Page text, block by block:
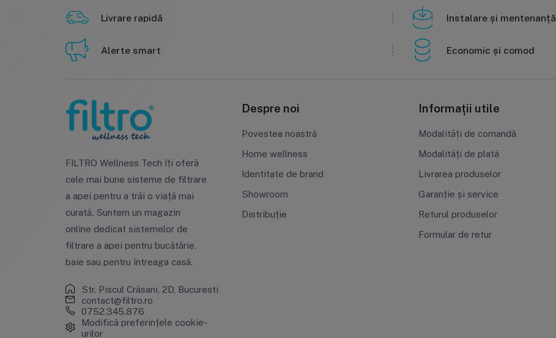
Livrare rapidă Instalare și mentenanță
Alerte smart Economic și comod
FILTRO Wellness Tech îți oferă
cele mai bune sisteme de filtrare
a apei pentru a trăi o viață mai
curată. Suntem un magazin
online dedicat sistemelor de
filtrare a apei pentru bucătărie,
baie sau pentru întreaga casă.
Str. Piscul Crăsani, 2D, Bucuresti
contact@filtro.ro
0752.345.876
Modifică preferințele cookie-
urilor
Despre noi
Povestea noastră
Home wellness
Identitate de brand
Showroom
Distribuție
Informații utile
Modalități de comandă
Modalități de plată
Livrarea produselor
Garanție și service
Returul produselor
Formular de retur